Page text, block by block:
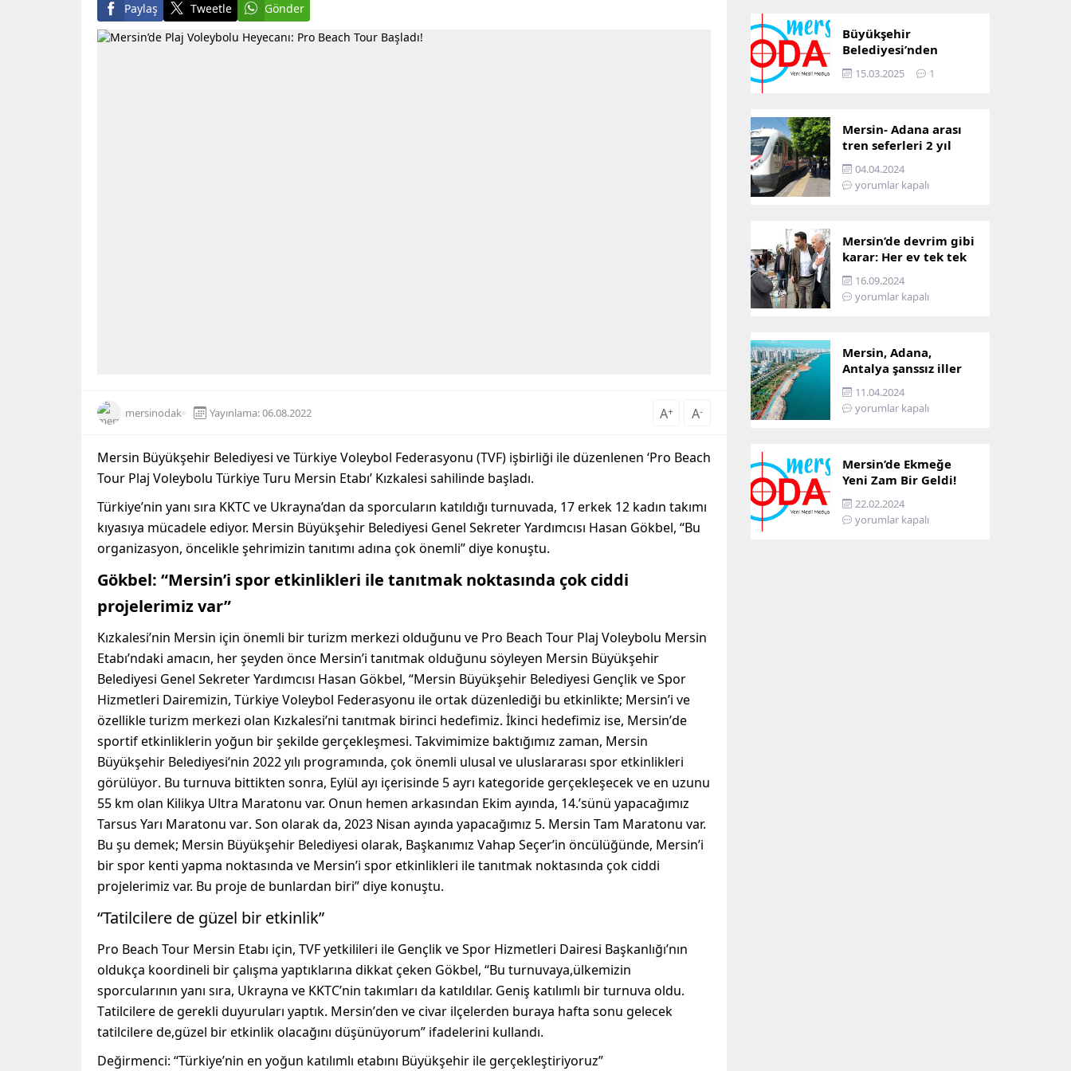
Paylaş Tweetle Gönder
mersinodak Yayınlama: 06.08.2022 A+ A-
Mersin Büyükşehir Belediyesi ve Türkiye Voleybol Federasyonu (TVF) işbirliği ile düzenlenen ‘Pro Beach
Tour Plaj Voleybolu Türkiye Turu Mersin Etabı’ Kızkalesi sahilinde başladı.
Türkiye’nin yanı sıra KKTC ve Ukrayna’dan da sporcuların katıldığı turnuvada, 17 erkek 12 kadın takımı
kıyasıya mücadele ediyor. Mersin Büyükşehir Belediyesi Genel Sekreter Yardımcısı Hasan Gökbel, “Bu
organizasyon, öncelikle şehrimizin tanıtımı adına çok önemli”diye konuştu.
Gökbel: “Mersin’i spor etkinlikleri ile tanıtmak noktasında çok ciddi
projelerimiz var”
Kızkalesi’nin Mersin için önemli bir turizm merkezi olduğunu ve Pro Beach Tour Plaj Voleybolu Mersin
Etabı’ndaki amacın, her şeyden önce Mersin’i tanıtmakolduğunu söyleyen Mersin Büyükşehir
Belediyesi Genel Sekreter Yardımcısı Hasan Gökbel, “Mersin Büyükşehir Belediyesi Gençlikve Spor
Hizmetleri Dairemizin, TürkiyeVoleybol Federasyonu ile ortak düzenlediği bu etkinlikte; Mersin’i ve
özellikle turizm merkezi olan Kızkalesi’ni tanıtmak birinci hedefimiz. İkinci hedefimiz ise, Mersin’de
sportif etkinliklerin yoğun bir şekilde gerçekleşmesi. Takvimimize baktığımız zaman, Mersin
Büyükşehir Belediyesi’nin 2022 yılı programında, çok önemli ulusal ve uluslararası spor etkinlikleri
görülüyor. Bu turnuva bittikten sonra, Eylül ayı içerisinde 5 ayrı kategoridegerçekleşecekve en uzunu
55 km olan Kilikya Ultra Maratonu var. Onun hemen arkasından Ekim ayında, 14.’sünü yapacağımız
Tarsus Yarı Maratonu var. Son olarakda, 2023 Nisan ayında yapacağımız 5. Mersin Tam Maratonu var.
Bu şu demek; Mersin Büyükşehir Belediyesi olarak, Başkanımız Vahap Seçer’in öncülüğünde, Mersin’i
bir spor kenti yapma noktasında ve Mersin’i spor etkinlikleri ile tanıtmak noktasında çok ciddi
projelerimiz var. Bu projede bunlardan biri”diye konuştu.
“Tatilcilere de güzel bir etkinlik”
Pro Beach Tour Mersin Etabı için, TVF yetkilileri ile Gençlik ve Spor Hizmetleri Dairesi Başkanlığı’nın
oldukça koordineli bir çalışma yaptıklarına dikkat çeken Gökbel, “Bu turnuvaya,ülkemizin
sporcularının yanı sıra, Ukrayna ve KKTC’nin takımları da katıldılar. Geniş katılımlı bir turnuva oldu.
Tatilcilerede gerekli duyuruları yaptık. Mersin’den ve civar ilçelerden buraya hafta sonu gelecek
tatilcilerede,güzel bir etkinlik olacağını düşünüyorum” ifadelerini kullandı.
Değirmenci: “Türkiye’nin en yoğun katılımlı etabını Büyükşehir ile gerçekleştiriyoruz”
Büyükşehir
Belediyesi’nden
Mersin ve Adana arası
ulaşım başladı
15.03.2025 1
Mersin- Adana arası
tren seferleri 2 yıl
boyunca
çalışmayacak
04.04.2024
yorumlar kapalı
Mersin’de devrim gibi
karar: Her ev tek tek
incelenecek!
16.09.2024
yorumlar kapalı
Mersin, Adana,
Antalya şanssız iller
arasına girdi: İşte
sebebi…
11.04.2024
yorumlar kapalı
Mersin’de Ekmeğe
Yeni Zam Bir Geldi!
İşte Mersin’in Zamlı
Ekmek Fiyatı!
22.02.2024
yorumlar kapalı